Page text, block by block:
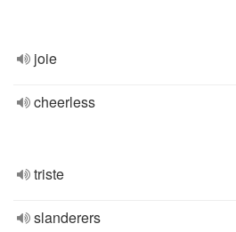
joie
cheerless
triste
slanderers